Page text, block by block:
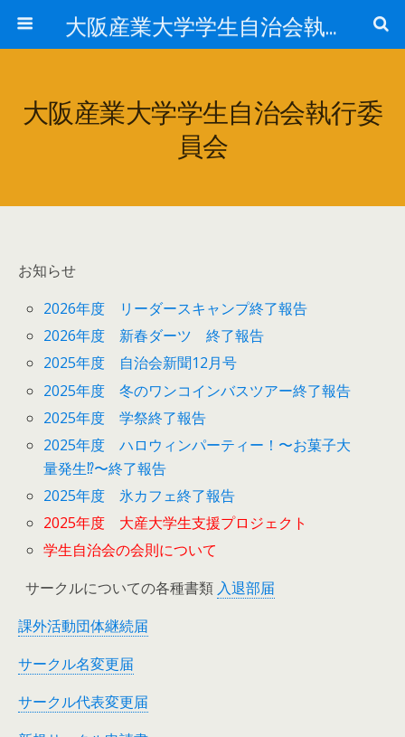
大阪産業大学学生自治会執行委員会
大阪産業大学学生自治会執行委
員会
お知らせ
2026年度 リーダースキャンプ終了報告
2026年度 新春ダーツ 終了報告
2025年度 自治会新聞12月号
2025年度 冬のワンコインバスツアー終了報告
2025年度 学祭終了報告
2025年度 ハロウィンパーティー！〜お菓子大
量発生⁉︎〜終了報告
2025年度 氷カフェ終了報告
2025年度 大産大学生支援プロジェクト
学生自治会の会則について
サークルについての各種書類 入退部届
課外活動団体継続届
サークル名変更届
サークル代表変更届